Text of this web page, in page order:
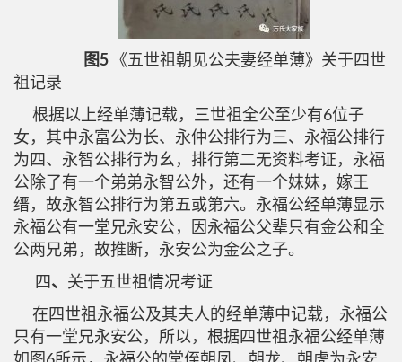
图5 《五世祖朝见公夫妻经单薄》关于四世
祖记录
根据以上经单薄记载，三世祖全公至少有6位子
女，其中永富公为长、永仲公排行为三、永福公排行
为四、永智公排行为幺，排行第二无资料考证，永福
公除了有一个弟弟永智公外，还有一个妹妹，嫁王
缙，故永智公排行为第五或第六。永福公经单薄显示
永福公有一堂兄永安公，因永福公父辈只有金公和全
公两兄弟，故推断，永安公为金公之子。
四、 关于五世祖情况考证
在四世祖永福公及其夫人的经单薄中记载，永福公
只有一堂兄永安公，所以，根据四世祖永福公经单薄